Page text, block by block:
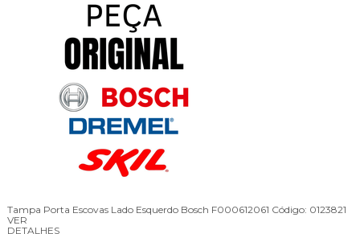
Tampa Porta Escovas Lado Esquerdo Bosch F000612061 Código: 0123821
VER
DETALHES